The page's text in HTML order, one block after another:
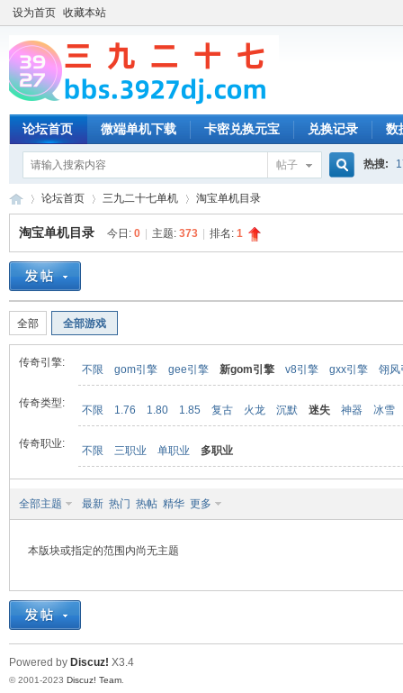
设为首页 收藏本站
论坛首页 微端单机下载 卡密兑换元宝 兑换记录 数
帖子 热搜:
»
论坛首页 三九二十七单机 淘宝单机目录
淘宝单机目录 今日: 0 主题: 373 排名: 1
全部 全部游戏
传奇引擎:
不限 gom引擎 gee引擎 新gom引擎 v8引擎 gxx引擎 翎风
传奇类型:
不限 1.76 1.80 1.85 复古 火龙 沉默 迷失 神器 冰雪
传奇职业:
不限 三职业 单职业 多职业
全部主题 最新 热门 热帖 精华 更多
本版块或指定的范围内尚无主题
Powered by Discuz! X3.4
© 2001-2023 Discuz! Team.